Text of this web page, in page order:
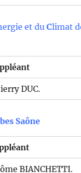
et du Climat
DUC.
Saône
BIANCHETTI.